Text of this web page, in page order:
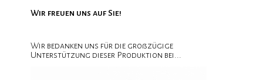
Wir freuen uns auf Sie!
Wir bedanken uns für die großzügige
Unterstützung dieser Produktion bei...